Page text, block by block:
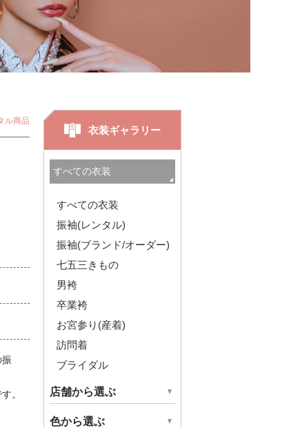
ル商品
。
衣装ギャラリー
すべての衣装
振袖(レンタル)
振袖(ブランド/オーダー)
七五三きもの
男袴
卒業袴
お宮参り(産着)
訪問着
ブライダル
店舗から選ぶ
色から選ぶ